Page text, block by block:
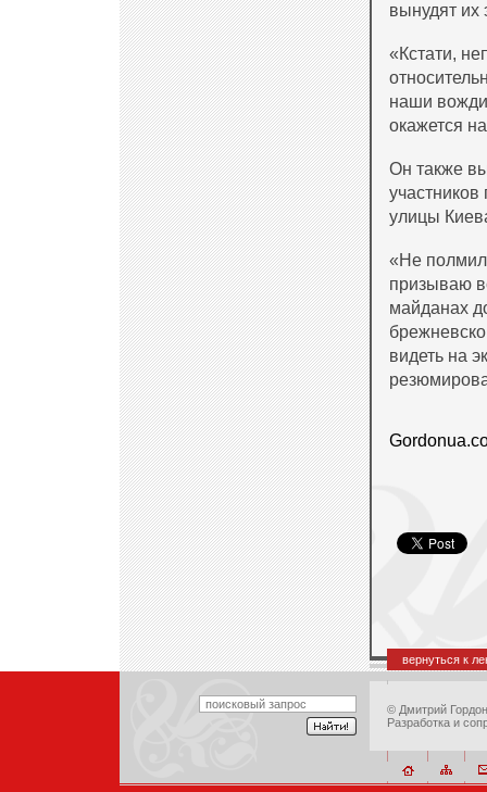
вынудят их
«Кстати,
наши
окажется
Он также
улицы
«Не
призываю
майданах
видеть на
вернуться к
© Дмитрий Гордон
Разработка и